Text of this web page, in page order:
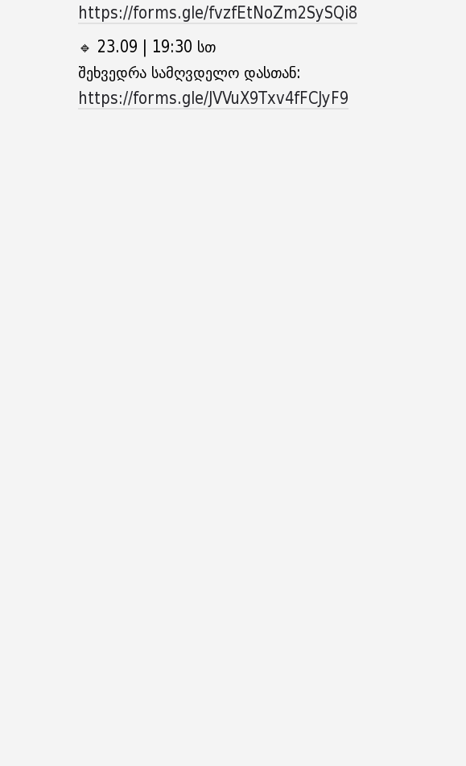
https://forms.gle/fvzfEtNoZm2SySQi8
🔹 23.09 | 19:30 სთ
შეხვედრა სამღვდელო დასთან:
https://forms.gle/JVVuX9Txv4fFCJyF9